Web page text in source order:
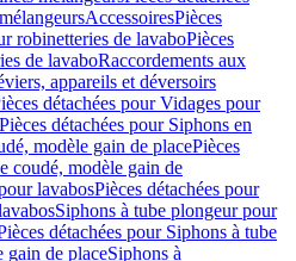
AccessoiresPièces
robinetteries de lavaboPièces
de lavaboRaccordements aux
appareils et déversoirs
détachées pour Vidages pour
Pièces détachées pour Siphons en
modèle gain de placePièces
coudé, modèle gain de
lavabosPièces détachées pour
Siphons à tube plongeur pour
détachées pour Siphons à tube
gain de placeSiphons à